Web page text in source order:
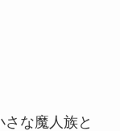
な魔人族と